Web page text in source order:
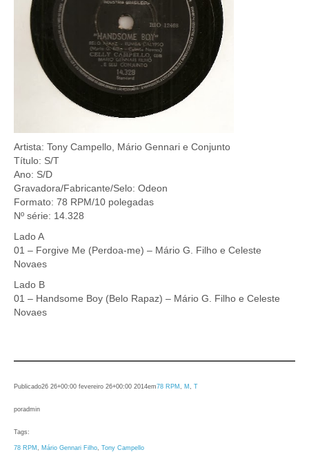
Artista: Tony Campello, Mário Gennari e Conjunto
Título: S/T
Ano: S/D
Gravadora/Fabricante/Selo: Odeon
Formato: 78 RPM/10 polegadas
Nº série: 14.328
Lado A
01 – Forgive Me (Perdoa-me) – Mário G. Filho e Celeste
Novaes
Lado B
01 – Handsome Boy (Belo Rapaz) – Mário G. Filho e Celeste
Novaes
Publicado26 26+00:00 fevereiro 26+00:00 2014em78 RPM M T
poradmin
Tags:
78 RPM Mário Gennari Filho Tony Campello